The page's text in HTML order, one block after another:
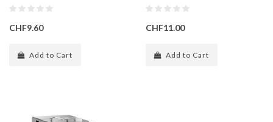
CHF9.60
Add to Cart
CHF11.00
Add to Cart